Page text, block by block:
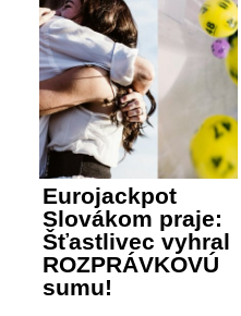
Eurojackpot
Slovákom praje:
Šťastlivec vyhral
ROZPRÁVKOVÚ
sumu!